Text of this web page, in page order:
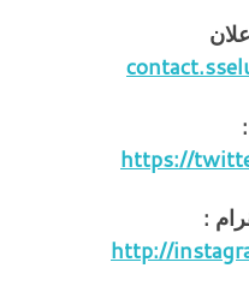
https://
:
http://